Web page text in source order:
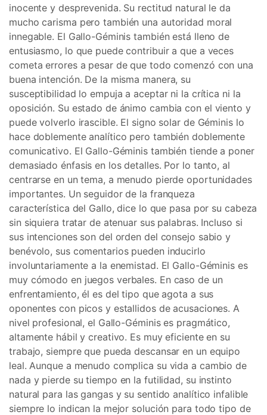
inocente y desprevenida. Su rectitud natural le da
mucho carisma pero también una autoridad moral
innegable. El Gallo-Géminis también está lleno de
entusiasmo, lo que puede contribuir a que a veces
cometa errores a pesar de que todo comenzó con una
buena intención. De la misma manera, su
susceptibilidad lo empuja a aceptar ni la crítica ni la
oposición. Su estado de ánimo cambia con el viento y
puede volverlo irascible. El signo solar de Géminis lo
hace doblemente analítico pero también doblemente
comunicativo. El Gallo-Géminis también tiende a poner
demasiado énfasis en los detalles. Por lo tanto, al
centrarse en un tema, a menudo pierde oportunidades
importantes. Un seguidor de la franqueza
característica del Gallo, dice lo que pasa por su cabeza
sin siquiera tratar de atenuar sus palabras. Incluso si
sus intenciones son del orden del consejo sabio y
benévolo, sus comentarios pueden inducirlo
involuntariamente a la enemistad. El Gallo-Géminis es
muy cómodo en juegos verbales. En caso de un
enfrentamiento, él es del tipo que agota a sus
oponentes con picos y estallidos de acusaciones. A
nivel profesional, el Gallo-Géminis es pragmático,
altamente hábil y creativo. Es muy eficiente en su
trabajo, siempre que pueda descansar en un equipo
leal. Aunque a menudo complica su vida a cambio de
nada y pierde su tiempo en la futilidad, su instinto
natural para las gangas y su sentido analítico infalible
siempre lo indican la mejor solución para todo tipo de